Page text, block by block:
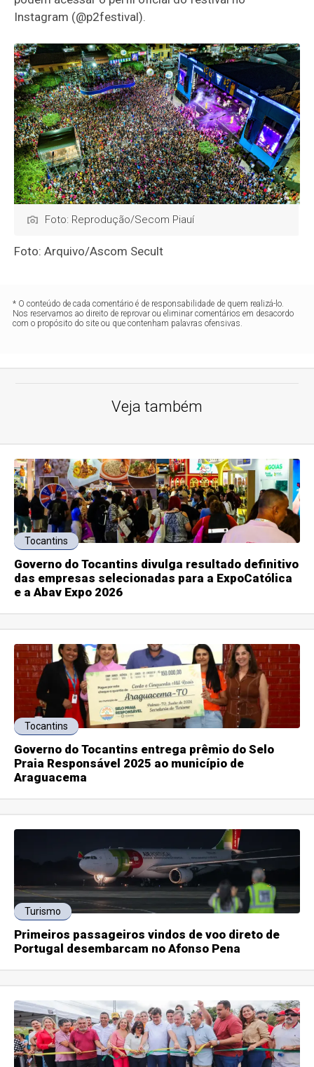
Instagram (@p2festival).
Foto: Reprodução/Secom Piauí
Foto: Arquivo/Ascom Secult
* O conteúdo de cada comentário é de responsabilidade de quem realizá-lo.
Nos reservamos ao direito de reprovar ou eliminar comentários em desacordo
com o propósito do site ou que contenham palavras ofensivas.
Veja também
Tocantins
Governo do Tocantins divulga resultado definitivo
das empresas selecionadas para a ExpoCatólica
e a Abav Expo 2026
Tocantins
Governo do Tocantins entrega prêmio do Selo
Praia Responsável 2025 ao município de
Araguacema
Turismo
Primeiros passageiros vindos de voo direto de
Portugal desembarcam no Afonso Pena